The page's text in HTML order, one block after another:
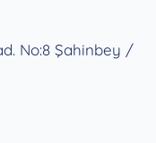
No:8 Şahinbey /